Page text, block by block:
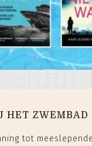
HET ZWEMBAD
tot